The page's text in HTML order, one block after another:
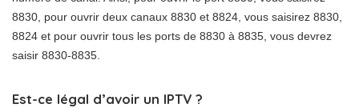
8830, pour ouvrir deux canaux 8830 et 8824, vous saisirez 8830,
8824 et pour ouvrir tous les ports de 8830 à 8835, vous devrez
saisir 8830-8835.
Est-ce légal d’avoir un IPTV ?